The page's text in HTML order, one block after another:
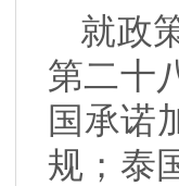
就政
第二十
国承诺
规；泰